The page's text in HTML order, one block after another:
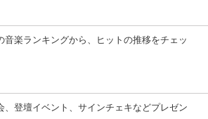
音楽ランキングから、ヒットの推移をチェッ
、登壇イベント、サインチェキなどプレゼン